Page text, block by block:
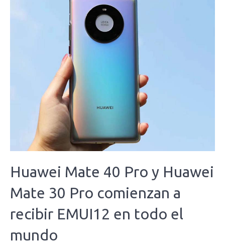
Huawei Mate 40 Pro y Huawei
Mate 30 Pro comienzan a
recibir EMUI12 en todo el
mundo